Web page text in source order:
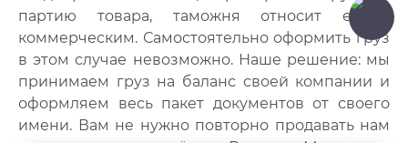
партию товара, таможня относит её к
коммерческим. Самостоятельно оформить груз
в этом случае невозможно. Наше решение: мы
принимаем груз на баланс своей компании и
оформляем весь пакет документов от своего
имени. Вам не нужно повторно продавать нам